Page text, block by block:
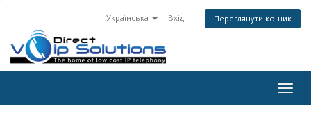
Українська Вхід Переглянути кошик